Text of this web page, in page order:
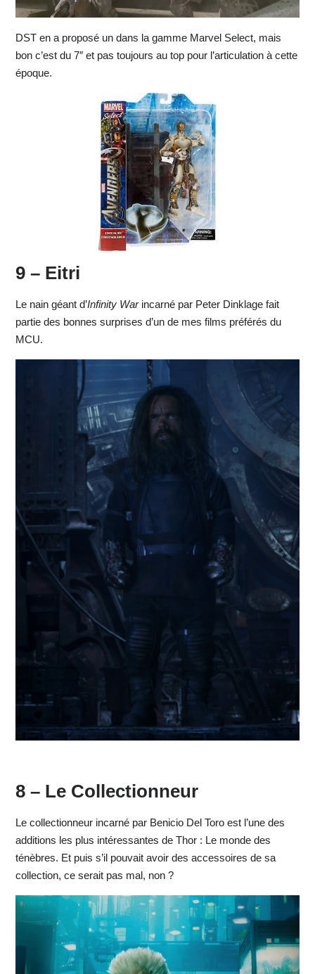
DST en a proposé un dans la gamme Marvel Select, mais
bon c’est du 7″ et pas toujours au top pour l’articulation à cette
époque.
9 – Eitri
Le nain géant d’Infinity Warincarné par Peter Dinklage fait
partie des bonnes surprises d’un de mes films préférés du
MCU.
8 – Le Collectionneur
Le collectionneur incarné par Benicio Del Toro est l’une des
additions les plus intéressantes de Thor : Le monde des
ténèbres. Et puis s’il pouvait avoir des accessoires de sa
collection, ce serait pas mal, non ?